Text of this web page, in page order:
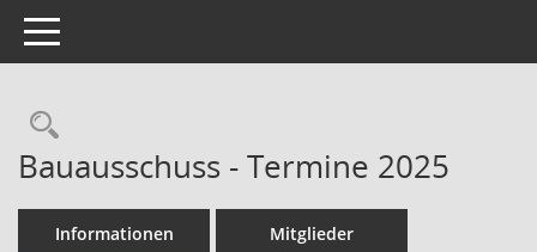
Toggle navigation
Rechercheauswahl
Bauausschuss - Termine 2025
Informationen Mitglieder